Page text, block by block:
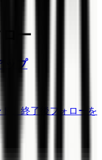
ー
ップ
、終了後フォローを